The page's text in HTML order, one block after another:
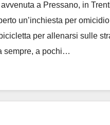
a Pressano, in
un’inchiesta per
per allenarsi sulle
sempre, a pochi…